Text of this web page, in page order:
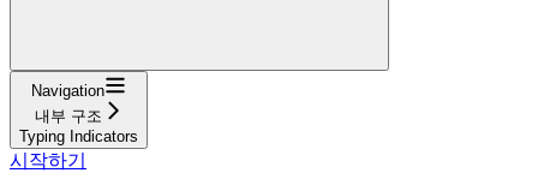
Navigation
내부 구조
Typing Indicators
시작하기